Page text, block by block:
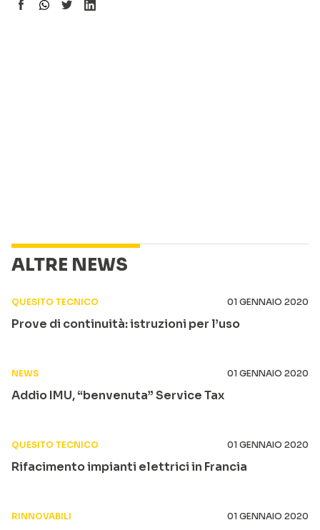
ALTRE NEWS
QUESITO TECNICO 01 GENNAIO 2020
Prove di continuità: istruzioni per l’uso
NEWS 01 GENNAIO 2020
Addio IMU, “benvenuta” Service Tax
QUESITO TECNICO 01 GENNAIO 2020
Rifacimento impianti elettrici in Francia
RINNOVABILI 01 GENNAIO 2020